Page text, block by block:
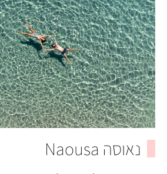
נאוסה Naousa